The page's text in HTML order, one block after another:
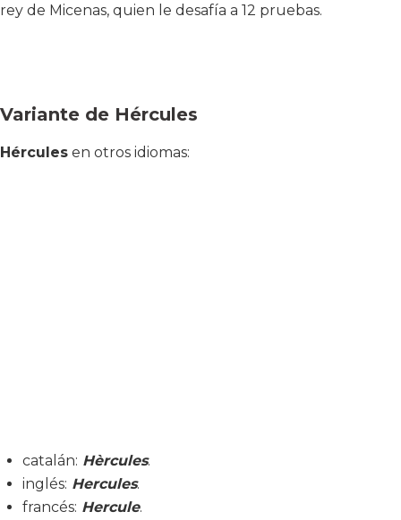
rey de Micenas, quien le desafía a 12 pruebas.
Variante de Hércules
Hércules en otros idiomas:
catalán: Hèrcules.
inglés: Hercules.
francés: Hercule.